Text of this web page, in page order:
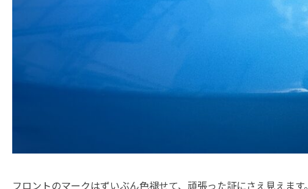
フロントのマークはずいぶん色褪せて、頑張った証にさえ見えます。